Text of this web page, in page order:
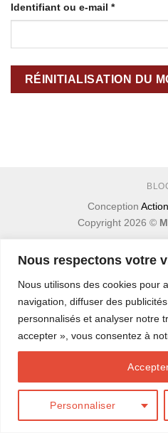
Nous respectons votre
Nous utilisons des cookies pour
navigation, diffuser des
personnalisés et analyser notre
accepter », vous consentez à
Personnaliser
Identifiant ou e-mail *Obligatoire
RÉINITIALISATION DU
Conception
Copyright 2026 ©